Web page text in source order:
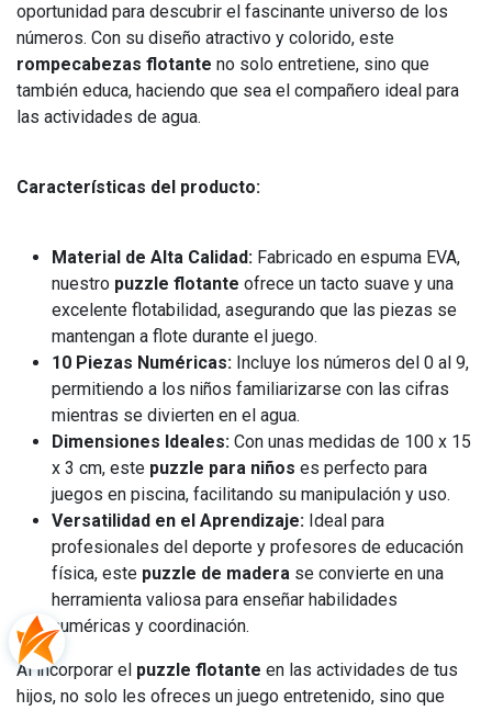
oportunidad para descubrir el fascinante universo de los
números. Con su diseño atractivo y colorido, este
rompecabezas flotante no solo entretiene, sino que
también educa, haciendo que sea el compañero ideal para
las actividades de agua.
Características del producto:
Material de Alta Calidad: Fabricado en espuma EVA,
nuestro puzzle flotante ofrece un tacto suave y una
excelente flotabilidad, asegurando que las piezas se
mantengan a flote durante el juego.
10 Piezas Numéricas: Incluye los números del 0 al 9,
permitiendo a los niños familiarizarse con las cifras
mientras se divierten en el agua.
Dimensiones Ideales: Con unas medidas de 100 x 15
x 3 cm, este puzzle para niños es perfecto para
juegos en piscina, facilitando su manipulación y uso.
Versatilidad en el Aprendizaje: Ideal para
profesionales del deporte y profesores de educación
física, este puzzle de madera se convierte en una
herramienta valiosa para enseñar habilidades
numéricas y coordinación.
Al incorporar el puzzle flotante en las actividades de tus
hijos, no solo les ofreces un juego entretenido, sino que